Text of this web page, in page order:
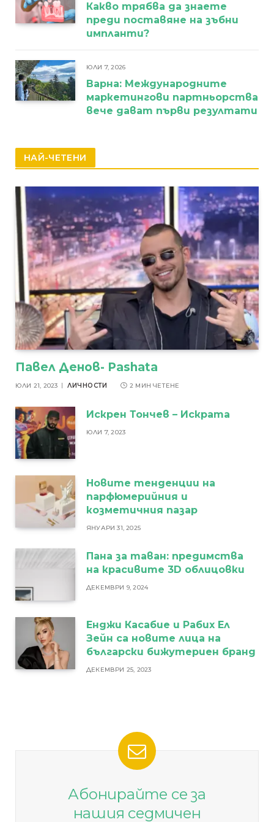
Какво трябва да знаете
преди поставяне на зъбни
импланти?
ЮЛИ 7, 2026
Варна: Международните
маркетингови партньорства
вече дават първи резултати
НАЙ-ЧЕТЕНИ
Павел Денов- Pashata
ЮЛИ 21, 2023 ЛИЧНОСТИ 2 МИН ЧЕТЕНЕ
Искрен Тончев – Искрата
ЮЛИ 7, 2023
Новите тенденции на
парфюмерийния и
козметичния пазар
ЯНУАРИ 31, 2025
Пана за таван: предимства
на красивите 3D облицовки
ДЕКЕМВРИ 9, 2024
Енджи Касабие и Рабих Ел
Зейн са новите лица на
български бижутериен бранд
ДЕКЕМВРИ 25, 2023
Абонирайте се за
нашия седмичен